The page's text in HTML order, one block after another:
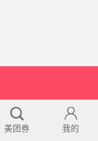
美团券 我的